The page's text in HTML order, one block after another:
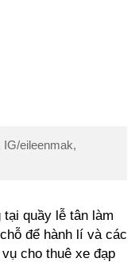
eileenmak,
quầy lễ tân làm
để hành lí và các
cho thuê xe đạp